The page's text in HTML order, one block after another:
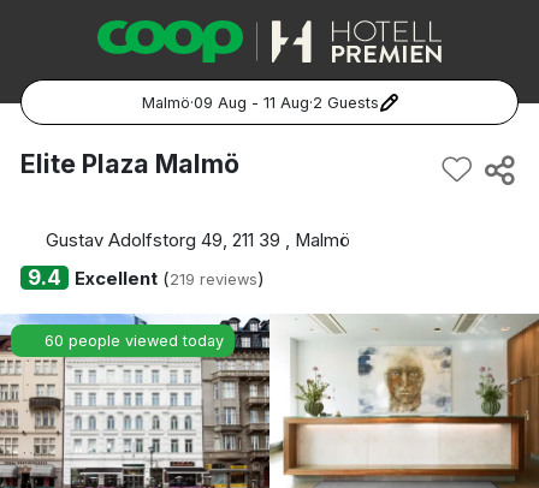
Malmö·09 Aug - 11 Aug·2 Guests
Popular Destinations:
Göteborg
Malmö
Hela Norge
Elite Plaza Malmö
Gustav Adolfstorg 49, 211 39 , Malmö
9.4 Excellent(219 reviews)
60 people viewed today